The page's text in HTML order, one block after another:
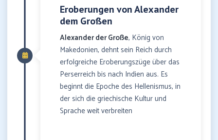
Eroberungen von Alexander
dem Großen
Alexander der Große, König von
Makedonien, dehnt sein Reich durch
erfolgreiche Eroberungszüge über das
Perserreich bis nach Indien aus. Es
beginnt die Epoche des Hellenismus, in
der sich die griechische Kultur und
Sprache weit verbreiten